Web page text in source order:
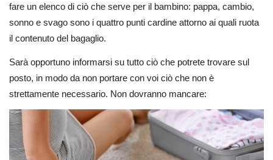
fare un elenco di ciò che serve per il bambino: pappa, cambio,
sonno e svago sono i quattro punti cardine attorno ai quali ruota
il contenuto del bagaglio.
Sarà opportuno informarsi su tutto ciò che potrete trovare sul
posto, in modo da non portare con voi ciò che non è
strettamente necessario. Non dovranno mancare: